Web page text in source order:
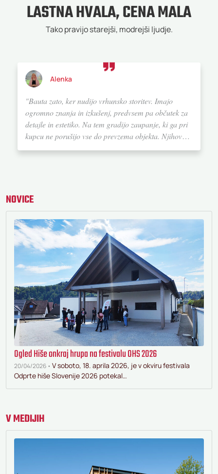
LASTNA HVALA, CENA MALA
Tako pravijo starejši, modrejši ljudje.
Alenka
"Bauta zato, ker nudijo vrhunsko storitev. Imajo
ogromno znanja in izkušenj, predvsem pa občutek za
detajle in estetiko. Na tem gradijo zaupanje, ki ga pri
kupcu ne porušijo vse do prevzema objekta. Njihovo
storitev na lestvici od ena do deset ocenjujem z 20. Če
NOVICE
Ogled Hiše onkraj hrupa na festivalu OHS 2026
20/04/2026 • V soboto, 18. aprila 2026, je v okviru festivala
Odprte hiše Slovenije 2026 potekal…
V MEDIJIH